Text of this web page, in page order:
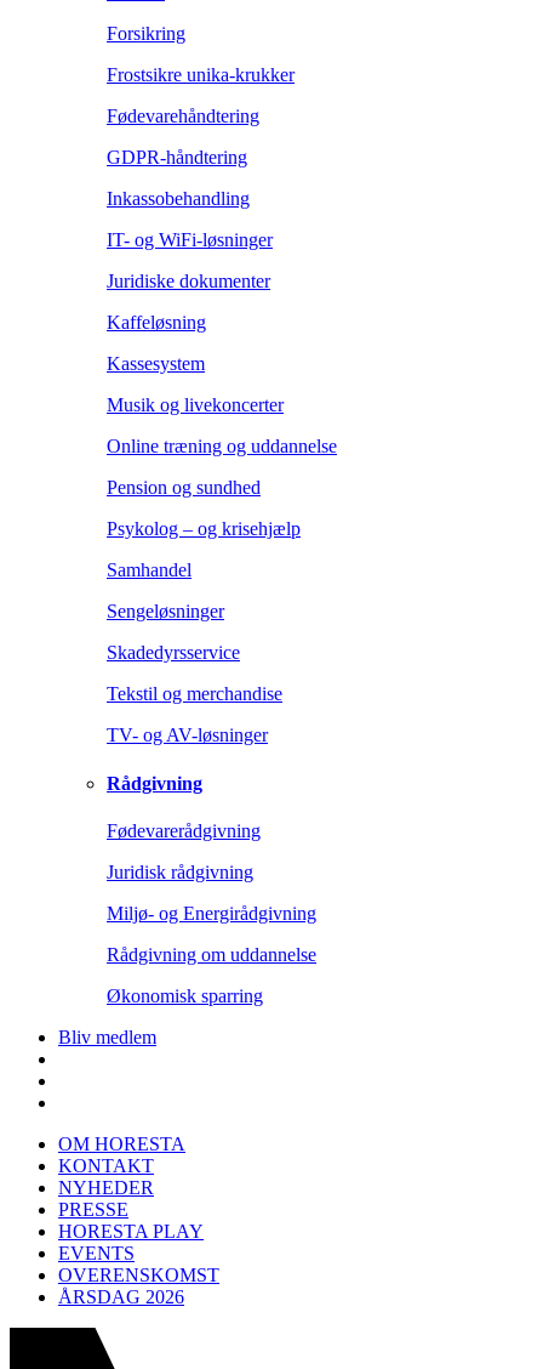
Forsikring
Frostsikre unika-krukker
Fødevarehåndtering
GDPR-håndtering
Inkassobehandling
IT- og WiFi-løsninger
Juridiske dokumenter
Kaffeløsning
Kassesystem
Musik og livekoncerter
Online træning og uddannelse
Pension og sundhed
Psykolog – og krisehjælp
Samhandel
Sengeløsninger
Skadedyrsservice
Tekstil og merchandise
TV- og AV-løsninger
Rådgivning
Fødevarerådgivning
Juridisk rådgivning
Miljø- og Energirådgivning
Rådgivning om uddannelse
Økonomisk sparring
Bliv medlem
OM HORESTA
KONTAKT
NYHEDER
PRESSE
HORESTA PLAY
EVENTS
OVERENSKOMST
ÅRSDAG 2026